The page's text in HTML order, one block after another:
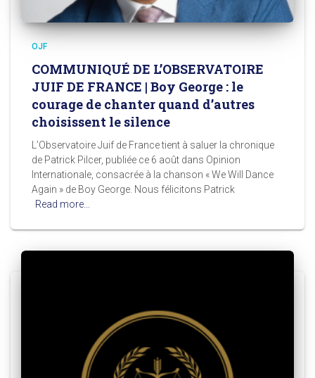
OJF
COMMUNIQUÉ DE L’OBSERVATOIRE
JUIF DE FRANCE | Boy George : le
courage de chanter quand d’autres
choisissent le silence
L’Observatoire Juif de France tient à saluer la chronique
de Patrick Pilcer, publiée ce 6 août dans Opinion
Internationale, consacrée à la chanson « We Will Dance
Again » de Boy George. Nous félicitons Patrick
Read more…